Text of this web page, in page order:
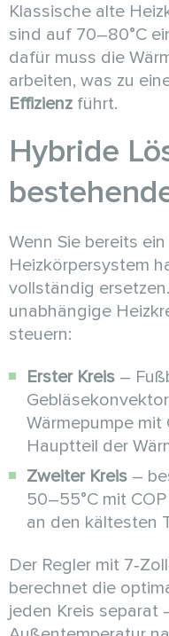
Klassische alte
sind auf 70–80°C
dafür muss die
arbeiten, was zu
Effizienz führt.
Hybride
Wenn Sie bereits
Heizkörpersystem
vollständig
unabhängige
steuern:
Erster Kreis –
Wärmepumpe mit
Hauptteil der
Zweiter Kreis –
50–55°C mit
an den kältesten
Der Regler mit
berechnet die
jeden Kreis separat